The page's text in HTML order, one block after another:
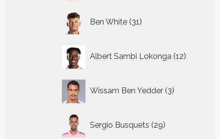
Ben White 31
producten
Albert Sambi Lokonga 12
Wissam Ben Yedder 3
producten
Sergio Busquets 29
producten